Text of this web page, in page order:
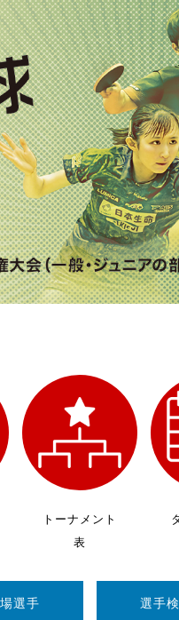
トーナメント
表
選手 選手